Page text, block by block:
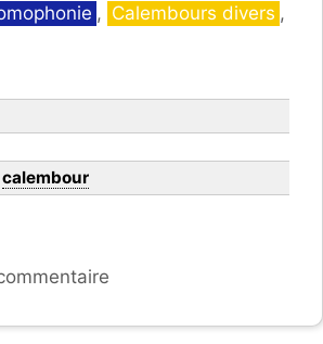
, Calembours divers ,
calembour